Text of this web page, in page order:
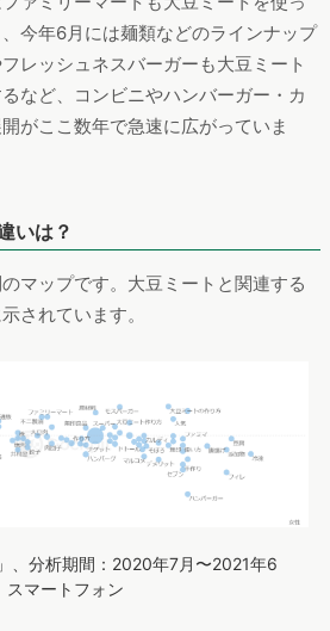
ー「全粒粉サンド 大豆ミート ～和風
ァミリーマートも大豆ミートを使っ
今年6月には麺類などのラインナップ
など、コンビニやハンバーガー・カ
がここ数年で急速に広がっていま